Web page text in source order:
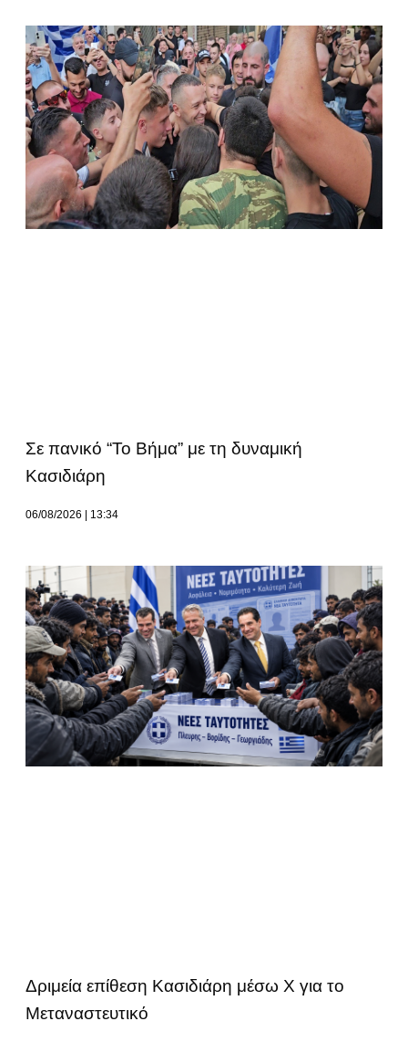
Σε πανικό “Το Βήμα” με τη δυναμική
Κασιδιάρη
06/08/2026 13:34
Δριμεία επίθεση Κασιδιάρη μέσω Χ για το
Μεταναστευτικό